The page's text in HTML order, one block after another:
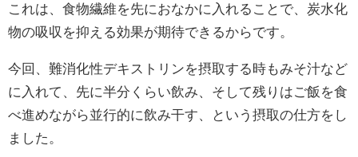
これは、食物繊維を先におなかに入れることで、炭水化
物の吸収を抑える効果が期待できるからです。
今回、難消化性デキストリンを摂取する時もみそ汁など
に入れて、先に半分くらい飲み、そして残りはご飯を食
べ進めながら並行的に飲み干す、という摂取の仕方をし
ました。